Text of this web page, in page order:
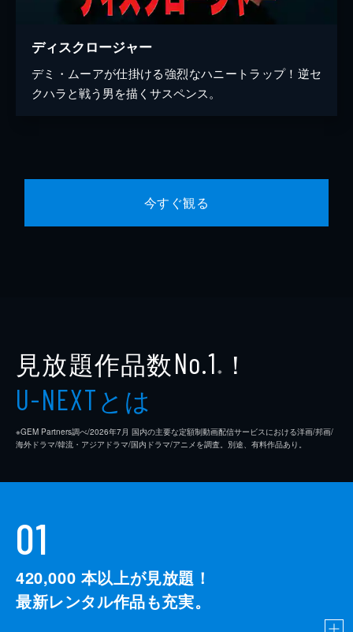
ディスクロージャー
デミ・ムーアが仕掛ける強烈なハニートラップ！逆セ
クハラと戦う男を描くサスペンス。
今すぐ観る
見放題作品数No.1 ※ ！
U-NEXTとは
※GEM Partners調べ/2026年7⽉ 国内の主要な定額制動画配信サービスにおける洋画/邦画/
海外ドラマ/韓流・アジアドラマ/国内ドラマ/アニメを調査。別途、有料作品あり。
01
420,000 本以上が見放題！
最新レンタル作品も充実。